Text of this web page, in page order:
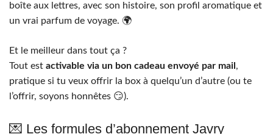
boîte aux lettres, avec son histoire, son profil aromatique et
un vrai parfum de voyage. 🌍
Et le meilleur dans tout ça ?
Tout est activable via un bon cadeau envoyé par mail ,
pratique si tu veux offrir la box à quelqu’un d’autre (ou te
l’offrir, soyons honnêtes 😏).
💌 Les formules d’abonnement Javry